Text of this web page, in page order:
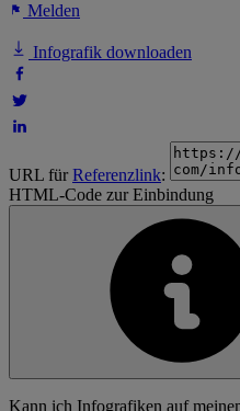
Melden
Infografik downloaden
URL fürReferenzlink:
HTML-Code zur Einbindung
Kann ich Infografiken auf